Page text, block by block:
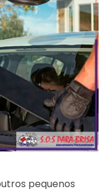
pequenos